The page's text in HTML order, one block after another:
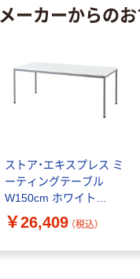
メーカーからの
ストア・エキスプレス ミ
ーティングテーブル
W150cm ホワイト
7086-103（直送品）
￥26,409 （税込）